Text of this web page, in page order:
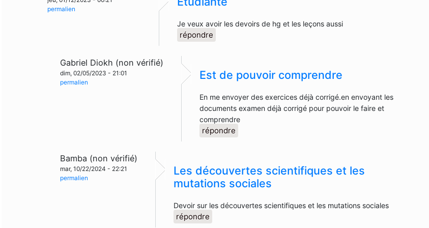
permalien
Je veux avoir les devoirs de hg et les leçons aussi
répondre
Gabriel Diokh (non vérifié)
dim, 02/05/2023 - 21:01
permalien
Est de pouvoir comprendre
En me envoyer des exercices déjà corrigé.en envoyant les
documents examen déjà corrigé pour pouvoir le faire et
comprendre
répondre
Bamba (non vérifié)
mar, 10/22/2024 - 22:21
permalien
Les découvertes scientifiques et les
mutations sociales
Devoir sur les découvertes scientifiques et les mutations sociales
répondre